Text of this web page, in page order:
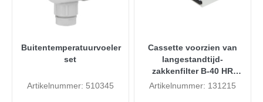
Buitentemperatuurvoeler
set
Artikelnummer: 510345
Cassette voorzien van
langestandtijd-
zakkenfilter B-40 HR
3400, H=405 mm
Artikelnummer: 131215